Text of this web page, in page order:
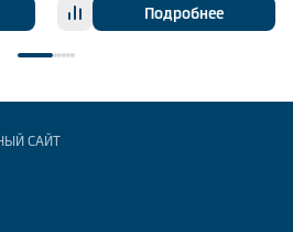
Подробнее
САЙТ